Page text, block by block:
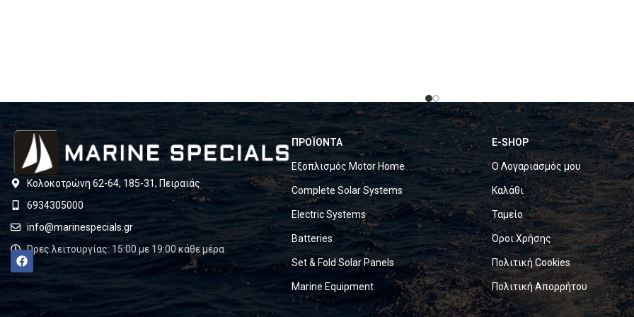
Κολοκοτρώνη 62-64, 185-31, Πειραιάς
6934305000
info@marinespecials.gr
Ώρες λειτουργίας: 15:00 με 19:00 κάθε μέρα
ΠΡΟΪΟΝΤΑ
Εξοπλισμός Motor Home
Complete Solar Systems
Electric Systems
Batteries
Set & Fold Solar Panels
Marine Equipment
E-SHOP
Ο Λογαριασμός μου
Καλάθι
Ταμείο
Όροι Χρήσης
Πολιτική Cookies
Πολιτική Απορρήτου